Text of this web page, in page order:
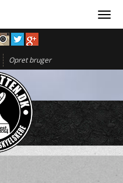
Opret bruger